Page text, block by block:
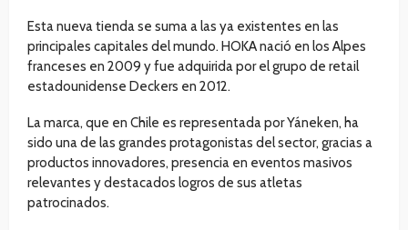
Esta nueva tienda se suma a las ya existentes en las
principales capitales del mundo. HOKA nació en los Alpes
franceses en 2009 y fue adquirida por el grupo de retail
estadounidense Deckers en 2012.
La marca, que en Chile es representada por Yáneken, ha
sido una de las grandes protagonistas del sector, gracias a
productos innovadores, presencia en eventos masivos
relevantes y destacados logros de sus atletas
patrocinados.